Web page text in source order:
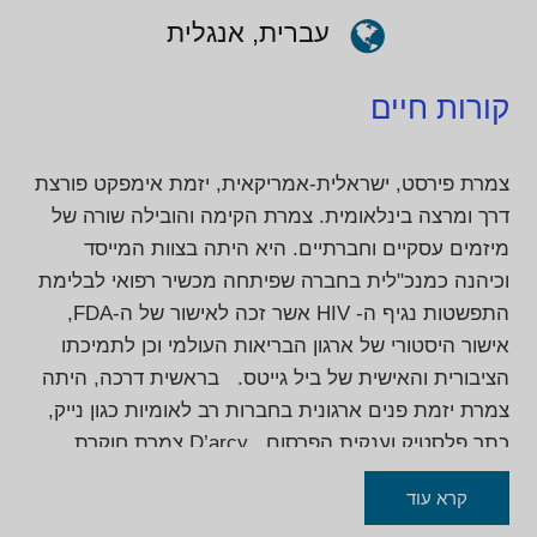
עברית, אנגלית
קורות חיים
צמרת פירסט, ישראלית-אמריקאית, יזמת אימפקט פורצת
דרך ומרצה בינלאומית. צמרת הקימה והובילה שורה של
מיזמים עסקיים וחברתיים. היא היתה בצוות המייסד
וכיהנה כמנכ"לית בחברה שפיתחה מכשיר רפואי לבלימת
התפשטות נגיף ה- HIV אשר זכה לאישור של ה-FDA,
אישור היסטורי של ארגון הבריאות העולמי וכן לתמיכתו
הציבורית והאישית של ביל גייטס. בראשית דרכה, היתה
צמרת יזמת פנים ארגונית בחברות רב לאומיות כגון נייק,
כתר פלסטיק וענקית הפרסום .D’arcy צמרת חוקרת,
מרצה ומעבירה סדנאות על מיינדסט יזמי כדי לעודד יזמות
פנים ארגונית ואימפקט בחברות בארץ ובעולם.
קרא עוד